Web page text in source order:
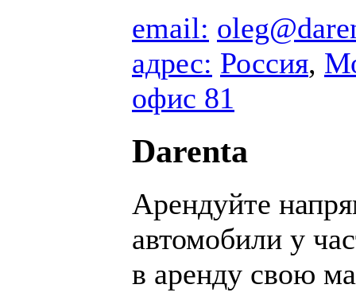
email:
адрес: Россия,
офис 81
Darenta
Арендуйте
автомобили у
в аренду свою